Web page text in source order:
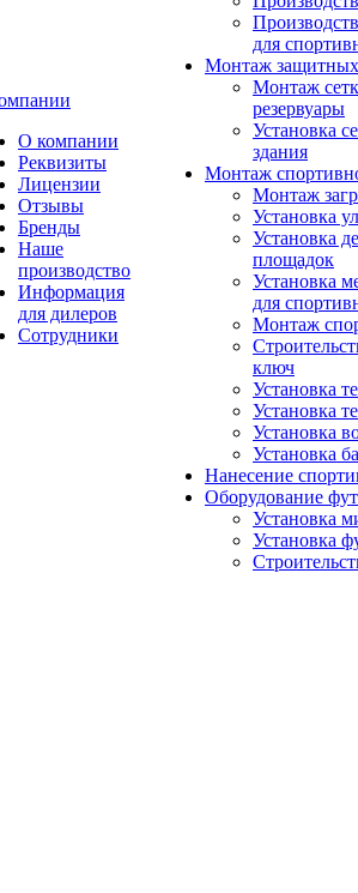
О компании
Реквизиты
Лицензии
Отзывы
Бренды
Наше
производство
Информация
для дилеров
Сотрудники
для
Монтаж защитных
Монтаж
резервуары
Установка
здания
Монтаж
Монтаж
Установка
Установка
площадок
Установка
для
Монтаж
ключ
Установка
Установка
Установка
Установка
Нанесение
Оборудование
Установка
Установка